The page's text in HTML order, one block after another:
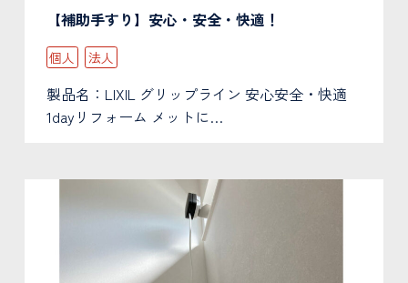
【補助手すり】安心・安全・快適！
個人 法人
製品名：LIXIL グリップライン 安心安全・快適
1dayリフォーム メットに…